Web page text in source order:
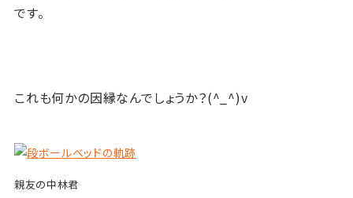
です。
これも何かの因縁なんでしょうか？(^_^)v
親友の中林君